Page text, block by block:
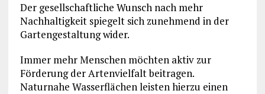
Der gesellschaftliche Wunsch nach mehr
Nachhaltigkeit spiegelt sich zunehmend in der
Gartengestaltung wider.
Immer mehr Menschen möchten aktiv zur
Förderung der Artenvielfalt beitragen.
Naturnahe Wasserflächen leisten hierzu einen